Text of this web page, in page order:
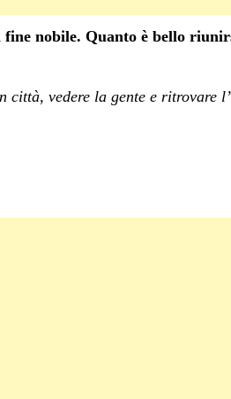
nobile. Quanto è bello
vedere la gente e ritrovare